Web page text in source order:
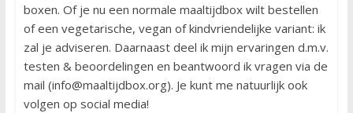
boxen. Of je nu een normale maaltijdbox wilt bestellen
of een vegetarische, vegan of kindvriendelijke variant: ik
zal je adviseren. Daarnaast deel ik mijn ervaringen d.m.v.
testen & beoordelingen en beantwoord ik vragen via de
mail (info@maaltijdbox.org). Je kunt me natuurlijk ook
volgen op social media!